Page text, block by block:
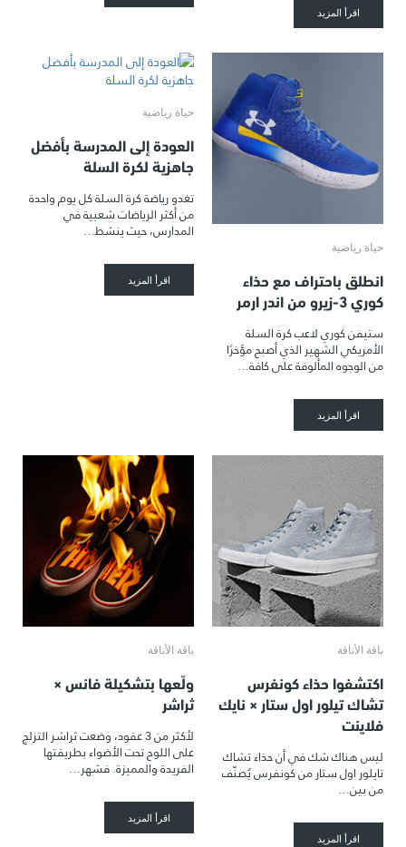
اقرأ المزيد
حياة رياضية
انطلق باحتراف مع حذاء
كوري 3-زيرو من اندر ارمر
ستيفن كوري لاعب كرة السلة
الأمريكي الشهير الذي أصبح مؤخرًا
من الوجوه المألوفة على كافة…
اقرأ المزيد
حياة رياضية
العودة إلى المدرسة بأفضل
جاهزية لكرة السلة
تغدو رياضة كرة السلة كل يوم واحدة
من أكثر الرياضات شعبية في
المدارس، حيث ينشط…
اقرأ المزيد
باقة الأناقة
اكتشفوا حذاء كونفرس
تشاك تيلور اول ستار × نايك
فلاينت
ليس هناك شك في أن حذاء تشاك
تايلور اول ستار من كونفرس يُصنّف
من بين…
اقرأ المزيد
باقة الأناقة
ولّعها بتشكيلة فانس ×
ثراشر
لأكثر من 3 عقود، وضعت ثراشر التزلج
على اللوح تحت الأضواء بطريقتها
الفريدة والمميزة. فشهر…
اقرأ المزيد